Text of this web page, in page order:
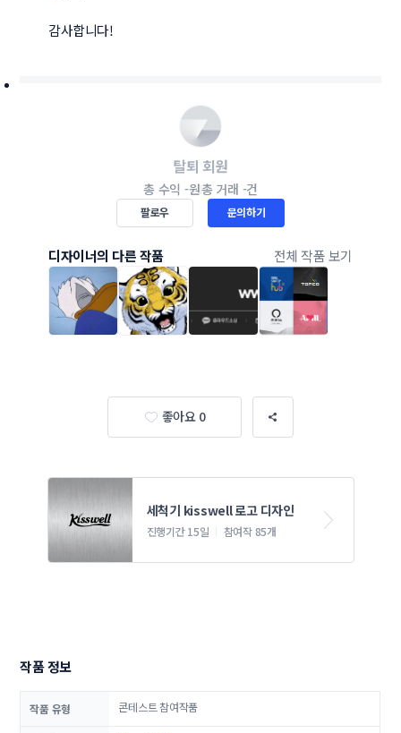
감사합니다!
탈퇴 회원
총 수익 -원총 거래 -건
팔로우 문의하기
디자이너의 다른 작품 전체 작품 보기
좋아요 0
세척기 kisswell 로고 디자인
진행기간 15일 참여작 85개
작품 정보
작품 유형 콘테스트 참여작품